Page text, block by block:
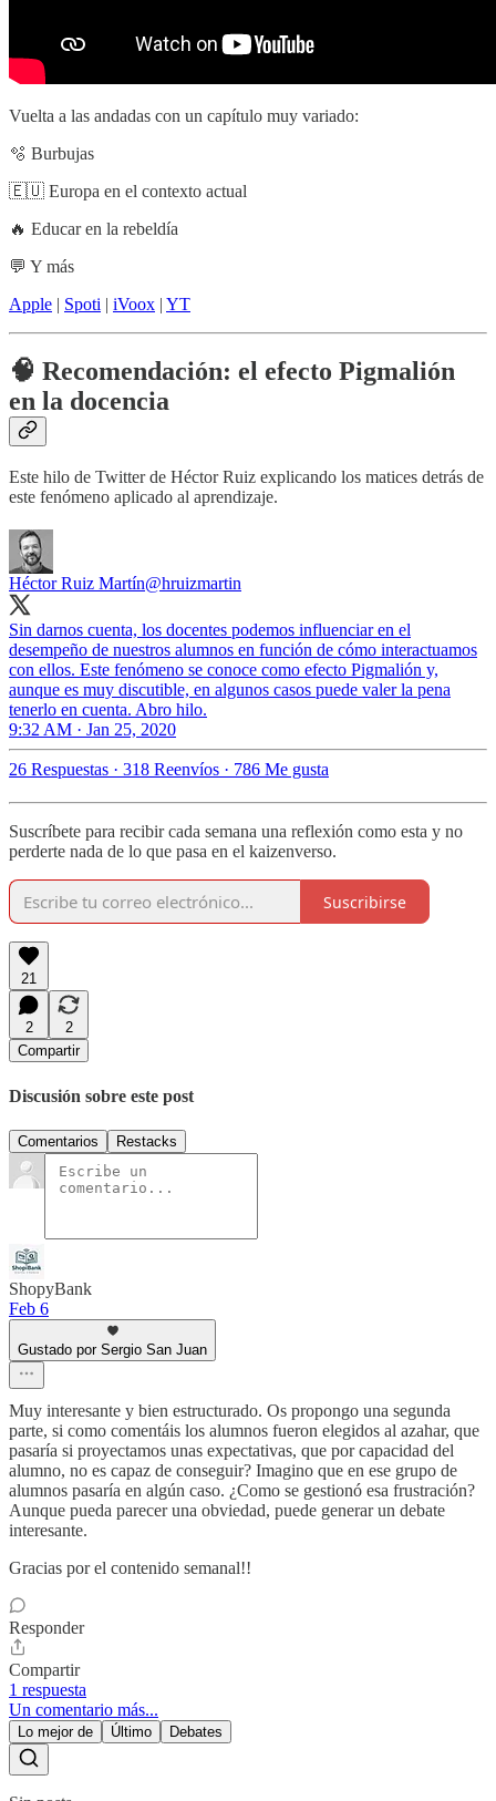
Vuelta a las andadas con un capítulo muy variado:
🫧 Burbujas
🇪🇺 Europa en el contexto actual
🔥 Educar en la rebeldía
💬 Y más
Apple | Spoti | iVoox | YT
🧠 Recomendación: el efecto Pigmalión
en la docencia
Este hilo de Twitter de Héctor Ruiz explicando los matices detrás de
este fenómeno aplicado al aprendizaje.
Héctor Ruiz Martín@hruizmartin
Sin darnos cuenta, los docentes podemos influenciar en el
desempeño de nuestros alumnos en función de cómo interactuamos
con ellos. Este fenómeno se conoce como efecto Pigmalión y,
aunque es muy discutible, en algunos casos puede valer la pena
tenerlo en cuenta. Abro hilo.
9:32 AM · Jan 25, 2020
26 Respuestas · 318 Reenvíos · 786 Me gusta
Suscríbete para recibir cada semana una reflexión como esta y no
perderte nada de lo que pasa en el kaizenverso.
Suscribirse
21
2
2
Compartir
Discusión sobre este post
Comentarios Restacks
ShopyBank
Feb 6
Gustado por Sergio San Juan
Muy interesante y bien estructurado. Os propongo una segunda
parte, si como comentáis los alumnos fueron elegidos al azahar, que
pasaría si proyectamos unas expectativas, que por capacidad del
alumno, no es capaz de conseguir? Imagino que en ese grupo de
alumnos pasaría en algún caso. ¿Como se gestionó esa frustración?
Aunque pueda parecer una obviedad, puede generar un debate
interesante.
Gracias por el contenido semanal!!
Responder
Compartir
1 respuesta
Un comentario más...
Lo mejor de Último Debates